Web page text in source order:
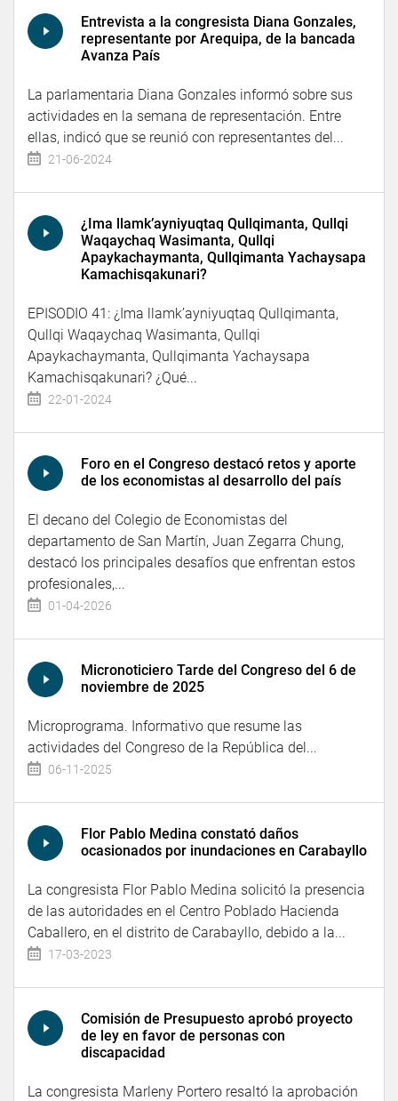
Entrevista a la congresista Diana Gonzales,
representante por Arequipa, de la bancada
Avanza País
La parlamentaria Diana Gonzales informó sobre sus
actividades en la semana de representación. Entre
ellas, indicó que se reunió con representantes del...
21-06-2024
¿Ima llamk’ayniyuqtaq Qullqimanta, Qullqi
Waqaychaq Wasimanta, Qullqi
Apaykachaymanta, Qullqimanta Yachaysapa
Kamachisqakunari?
EPISODIO 41: ¿Ima llamk’ayniyuqtaq Qullqimanta,
Qullqi Waqaychaq Wasimanta, Qullqi
Apaykachaymanta, Qullqimanta Yachaysapa
Kamachisqakunari? ¿Qué...
22-01-2024
Foro en el Congreso destacó retos y aporte
de los economistas al desarrollo del país
El decano del Colegio de Economistas del
departamento de San Martín, Juan Zegarra Chung,
destacó los principales desafíos que enfrentan estos
profesionales,...
01-04-2026
Micronoticiero Tarde del Congreso del 6 de
noviembre de 2025
Microprograma. Informativo que resume las
actividades del Congreso de la República del...
06-11-2025
Flor Pablo Medina constató daños
ocasionados por inundaciones en Carabayllo
La congresista Flor Pablo Medina solicitó la presencia
de las autoridades en el Centro Poblado Hacienda
Caballero, en el distrito de Carabayllo, debido a la...
17-03-2023
Comisión de Presupuesto aprobó proyecto
de ley en favor de personas con
discapacidad
La congresista Marleny Portero resaltó la aprobación